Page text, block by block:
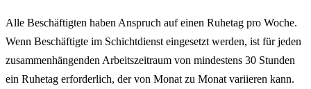
Alle Beschäftigten haben Anspruch auf einen Ruhetag pro Woche.
Wenn Beschäftigte im Schichtdienst eingesetzt werden, ist für jeden
zusammenhängenden Arbeitszeitraum von mindestens 30 Stunden
ein Ruhetag erforderlich, der von Monat zu Monat variieren kann.